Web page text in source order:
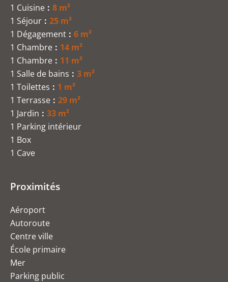
1 Cuisine
8 m²
1 Séjour
25 m²
1 Dégagement
6 m²
1 Chambre
14 m²
1 Chambre
11 m²
1 Salle de bains
3 m²
1 Toilettes
1 m²
1 Terrasse
29 m²
1 Jardin
33 m²
1 Parking intérieur
1 Box
1 Cave
Proximités
Aéroport
Autoroute
Centre ville
École primaire
Mer
Parking public